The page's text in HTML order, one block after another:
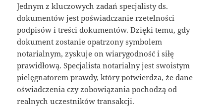
Jednym z kluczowych zadań specjalisty ds.
dokumentów jest poświadczanie rzetelności
podpisów i treści dokumentów. Dzięki temu, gdy
dokument zostanie opatrzony symbolem
notarialnym, zyskuje on wiarygodność i siłę
prawidłową. Specjalista notarialny jest swoistym
pielęgnatorem prawdy, który potwierdza, że dane
oświadczenia czy zobowiązania pochodzą od
realnych uczestników transakcji.